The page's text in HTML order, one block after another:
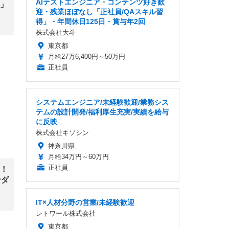
AIテストエンジニア・コンテンツ好き歓
迎・残業ほぼなし「正社員/QAスキル習
得」・年間休日125日・賞与年2回
株式会社大斗
東京都
月給27万6,400円～50万円
正社員
システムエンジニア/未経験歓迎/業務シス
テムの設計開発/福利厚生充実/実績を給与
に反映
株式会社キソシン
神奈川県
月給34万円～60万円
正社員
IT×人材分野の営業/未経験歓迎
レトワール株式会社
東京都